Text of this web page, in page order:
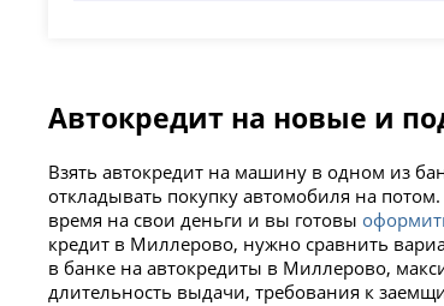
Автокредит на новые и
Взять автокредит на машину в одном из
откладывать покупку автомобиля на
время на свои деньги и вы готовы
кредит в Миллерово, нужно сравнить
в банке на автокредиты в Миллерово,
длительность выдачи, требования к